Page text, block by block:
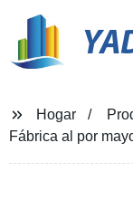
Hogar
Fábrica al por